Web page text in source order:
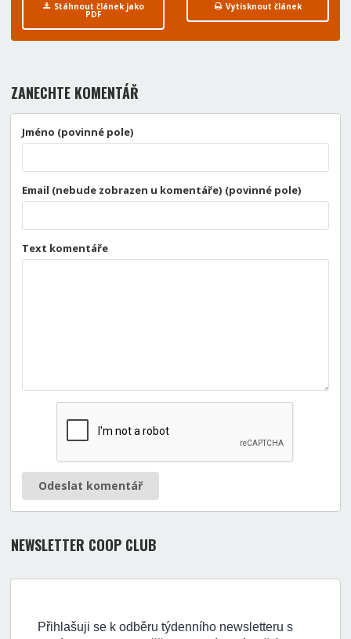
Stáhnout článek jako
PDF
Vytisknout článek
ZANECHTE KOMENTÁŘ
Jméno (povinné pole)
Email (nebude zobrazen u komentáře) (povinné pole)
Text komentáře
Odeslat komentář
NEWSLETTER COOP CLUB